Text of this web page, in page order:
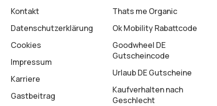
Kontakt
Datenschutz­erklärung
Cookies
Impressum
Karriere
Gastbeitrag
Thats me Organic
Ok Mobility Rabattcode
Goodwheel DE
Gutscheincode
Urlaub DE Gutscheine
Kaufverhalten nach
Geschlecht